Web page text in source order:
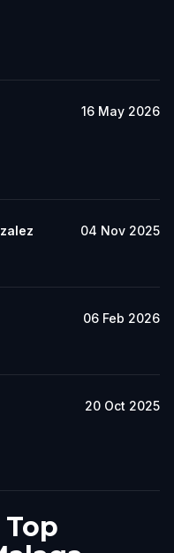
16 May 2026
04 Nov 2025
06 Feb 2026
20 Oct 2025